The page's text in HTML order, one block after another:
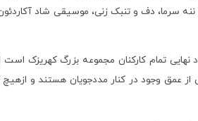
ننه سرما، دف و تنبک زنی، موسیقی شاد
نهایی تمام کارکنان مجموعه بزرگ کهریزک
عمق وجود در کنار مددجویان هستند و ازهیچ